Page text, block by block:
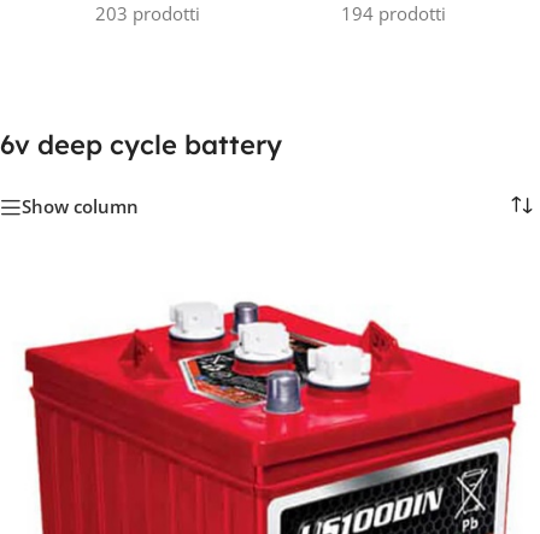
203 prodotti
194 prodotti
6v deep cycle battery
Show column